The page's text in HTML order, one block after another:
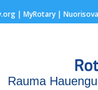
| MyRotary |
Rauma